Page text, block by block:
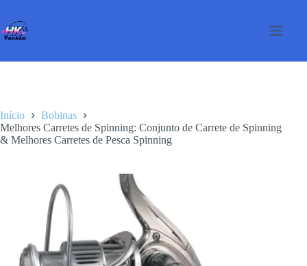
o
conteúdo
Início
Bobinas
Melhores Carretes de Spinning: Conjunto de Carrete de Spinning
& Melhores Carretes de Pesca Spinning